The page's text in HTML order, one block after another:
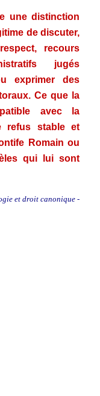
une distinction
de discuter,
recours
jugés
exprimer des
Ce que la
avec la
refus stable et
Romain ou
qui lui sont
et droit canonique -